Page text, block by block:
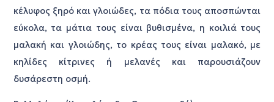
κέλυφος ξηρό και γλοιώδες, τα πόδια τους αποσπώνται
εύκολα, τα μάτια τους είναι βυθισμένα, η κοιλιά τους
μαλακή και γλοιώδης, το κρέας τους είναι μαλακό, με
κηλίδες κίτρινες ή μελανές και παρουσιάζουν
δυσάρεστη οσμή.